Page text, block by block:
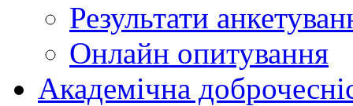
Результати
Онлайн опитування
Академічна